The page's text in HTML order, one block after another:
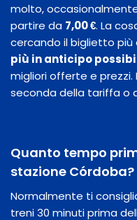
molto,
partire da 7,00 €. La
cercando il biglietto più
​​più in anticipo
migliori offerte e
seconda della tariffa o
Quanto tempo
stazione Córdoba?
Normalmente ti
treni 30 minuti prima